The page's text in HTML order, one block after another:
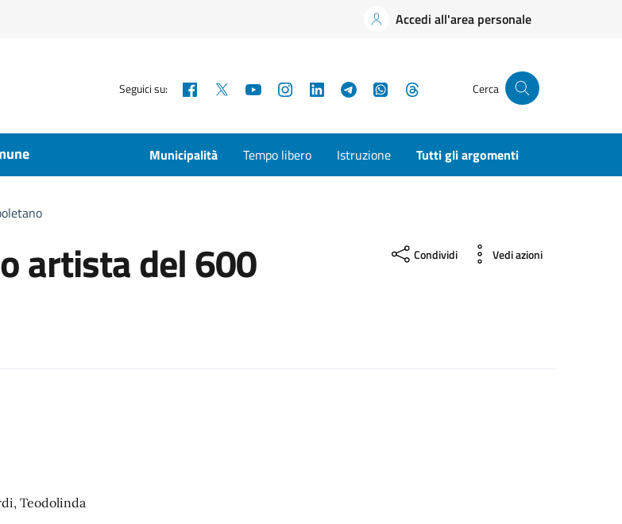
Accedi all'area personale
Seguici su: Facebook YouTubeInstagramLinkedInTelegramWhatsApp Cerca
Municipalità Tempo libero Istruzione Tutti gli argomenti
artista del 600 Condividi Vedi azioni
Teodolinda